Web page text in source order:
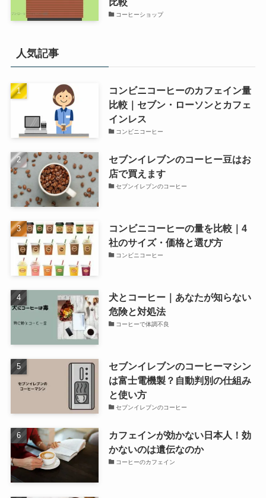
コーヒーショップ
人気記事
コンビニコーヒーのカフェイン量
比較｜セブン・ローソンとカフェ
インレス
コンビニコーヒー
セブンイレブンのコーヒー豆はお
店で買えます
セブンイレブンのコーヒー
コンビニコーヒーの量を比較｜4
社のサイズ・価格と選び方
コンビニコーヒー
犬とコーヒー｜あなたが知らない
危険と対処法
コーヒーで体調不良
セブンイレブンのコーヒーマシン
は富士電機製？自動判別の仕組み
と使い方
セブンイレブンのコーヒー
カフェインが効かない日本人！効
かないのは遺伝なのか
コーヒーのカフェイン